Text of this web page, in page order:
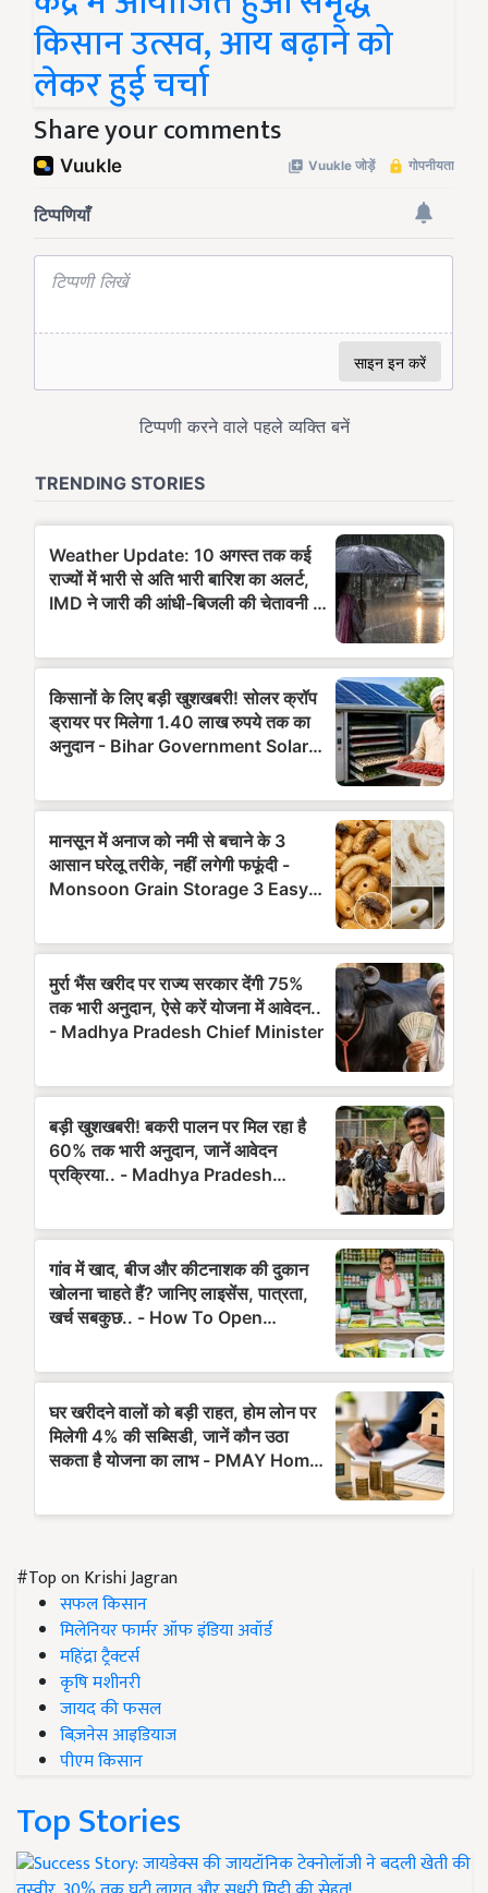
किसान उत्सव, आय बढ़ाने को
लेकर हुई चर्चा
Share your comments
#Top on Krishi Jagran
सफल किसान
मिलेनियर फार्मर ऑफ इंडिया अवॉर्ड
महिंद्रा ट्रैक्टर्स
कृषि मशीनरी
जायद की फसल
बिज़नेस आइडियाज
पीएम किसान
Top Stories